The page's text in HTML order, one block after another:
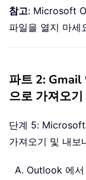
참고: Microsoft
파일을 열지 마세
파트 2:
으로 가져오기
단계 5:
가져오기 및 내보
Outlook 에